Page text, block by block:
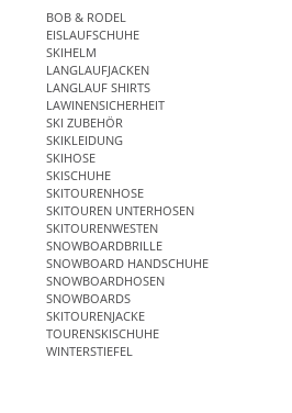
BOB & RODEL
EISLAUFSCHUHE
SKIHELM
LANGLAUFJACKEN
LANGLAUF SHIRTS
LAWINENSICHERHEIT
SKI ZUBEHÖR
SKIKLEIDUNG
SKIHOSE
SKISCHUHE
SKITOURENHOSE
SKITOUREN UNTERHOSEN
SKITOURENWESTEN
SNOWBOARDBRILLE
SNOWBOARD HANDSCHUHE
SNOWBOARDHOSEN
SNOWBOARDS
SKITOURENJACKE
TOURENSKISCHUHE
WINTERSTIEFEL